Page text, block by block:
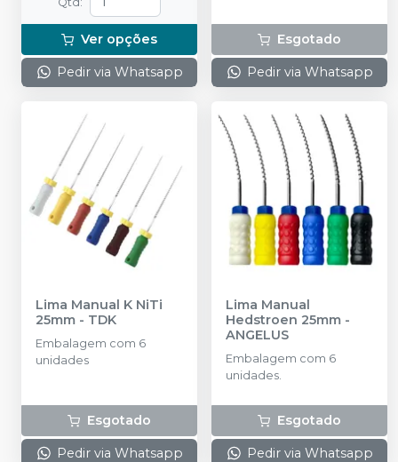
Ver opções
Pedir via Whatsapp
Esgotado
Pedir via Whatsapp
Lima Manual K NiTi
25mm - TDK
Embalagem com 6
unidades
Esgotado
Pedir via Whatsapp
Lima Manual
Hedstroen 25mm -
ANGELUS
Embalagem com 6
unidades.
Esgotado
Pedir via Whatsapp